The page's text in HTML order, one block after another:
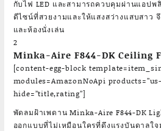
กับไฟ LED และสามารถควบคุมผ่านแอปพ
ดีไซน์ที่สวยงามและให้แสงสว่างแสบสาว
และห้องนั่งเล่น
2
Minka-Aire F844-DK Ceiling
[content-egg-block
modules=AmazonNoApi products=”us-
hide=”title,rating”]
พัดลมฝ้าเพดาน Minka-Aire F844-DK
ออกแบบที่ไม่เหมือนใครที่ดึงแรงบันดาลใจ